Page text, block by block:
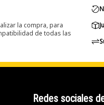
la compra, para
de todas las
Redes sociales